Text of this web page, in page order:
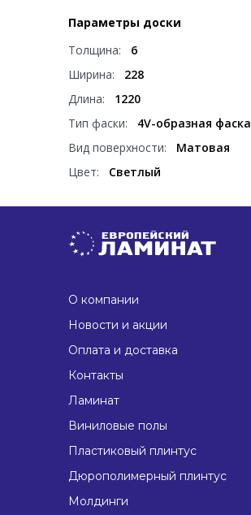
Параметры доски
Толщина:
6
Ширина:
228
Длина:
1220
Тип фаски:
4V-образная фаска
Вид поверхности:
Матовая
Цвет:
Светлый
О компании
Новости и акции
Оплата и доставка
Контакты
Ламинат
Виниловые полы
Пластиковый плинтус
Дюрополимерный плинтус
Молдинги